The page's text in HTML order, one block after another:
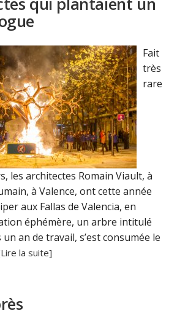
Fait
très
rare
les architectes Romain Viault, à
à Valence, ont cette année
aux Fallas de Valencia, en
éphémère, un arbre intitulé
an de travail, s’est consumée le
la suite]